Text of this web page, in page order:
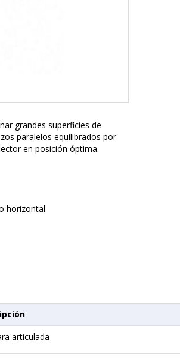
grandes superficies de
paralelos equilibrados por
en posición óptima.
horizontal.
articulada